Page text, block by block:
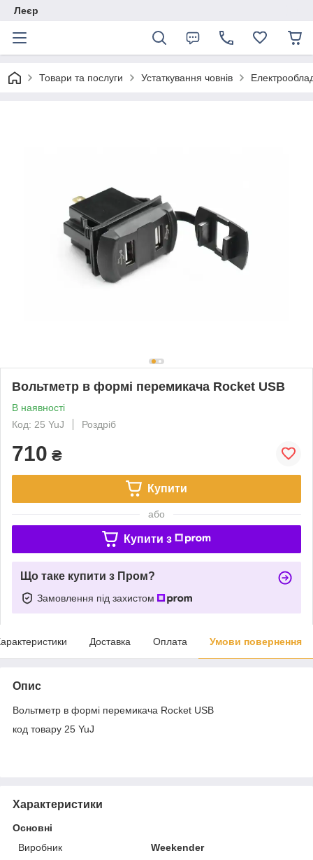
Леєр
Товари та послуги Устаткування човнів
Вольтметр в формі перемикача Rocket USB
В наявності
Код: 25 YuJ
Роздріб
710 ₴
Купити
або
Купити з
Що таке купити з Пром?
Замовлення під захистом
Доставка Оплата Умови повернення
Опис
Вольтметр в формі перемикача Rocket USB
код товару 25 YuJ
Характеристики
Основні
Виробник
Weekender